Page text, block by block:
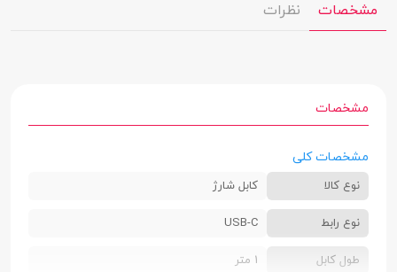
مشخصات نظرات
مشخصات
مشخصات کلی
نوع کالا کابل شارژ
نوع رابط USB-C
طول کابل 1 متر